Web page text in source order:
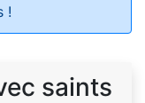
!
saints